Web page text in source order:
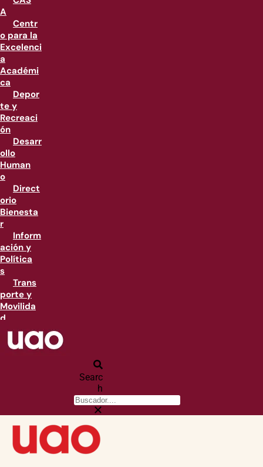
A
Centr
o para la
Excelenci
a
Académi
ca
Depor
te y
Recreaci
ón
Desarr
ollo
Human
o
Direct
orio
Bienesta
r
Inform
ación y
Política
s
Trans
porte y
Movilida
d
Searc
h